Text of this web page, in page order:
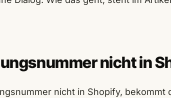
nicht in
nicht in Shopify, bekommt